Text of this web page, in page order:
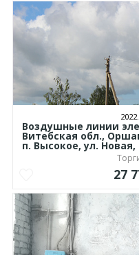
Воздушные линии
Витебская обл.,
п. Высокое, ул. Новая,
27